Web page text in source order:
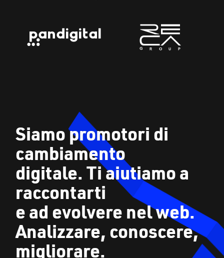
Siamo promotori di
cambiamento
digitale. Ti aiutiamo a
raccontarti
e ad evolvere nel web.
Analizzare, conoscere,
migliorare.